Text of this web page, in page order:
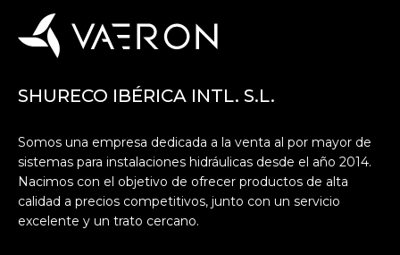
SHURECO IBÉRICA INTL. S.L.
Somos una empresa dedicada a la venta al por mayor de
sistemas para instalaciones hidráulicas desde el año 2014.
Nacimos con el objetivo de ofrecer productos de alta
calidad a precios competitivos, junto con un servicio
excelente y un trato cercano.